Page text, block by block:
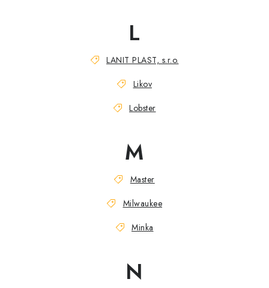
L
LANIT PLAST, s.r.o.
Likov
Lobster
M
Master
Milwaukee
Minka
N